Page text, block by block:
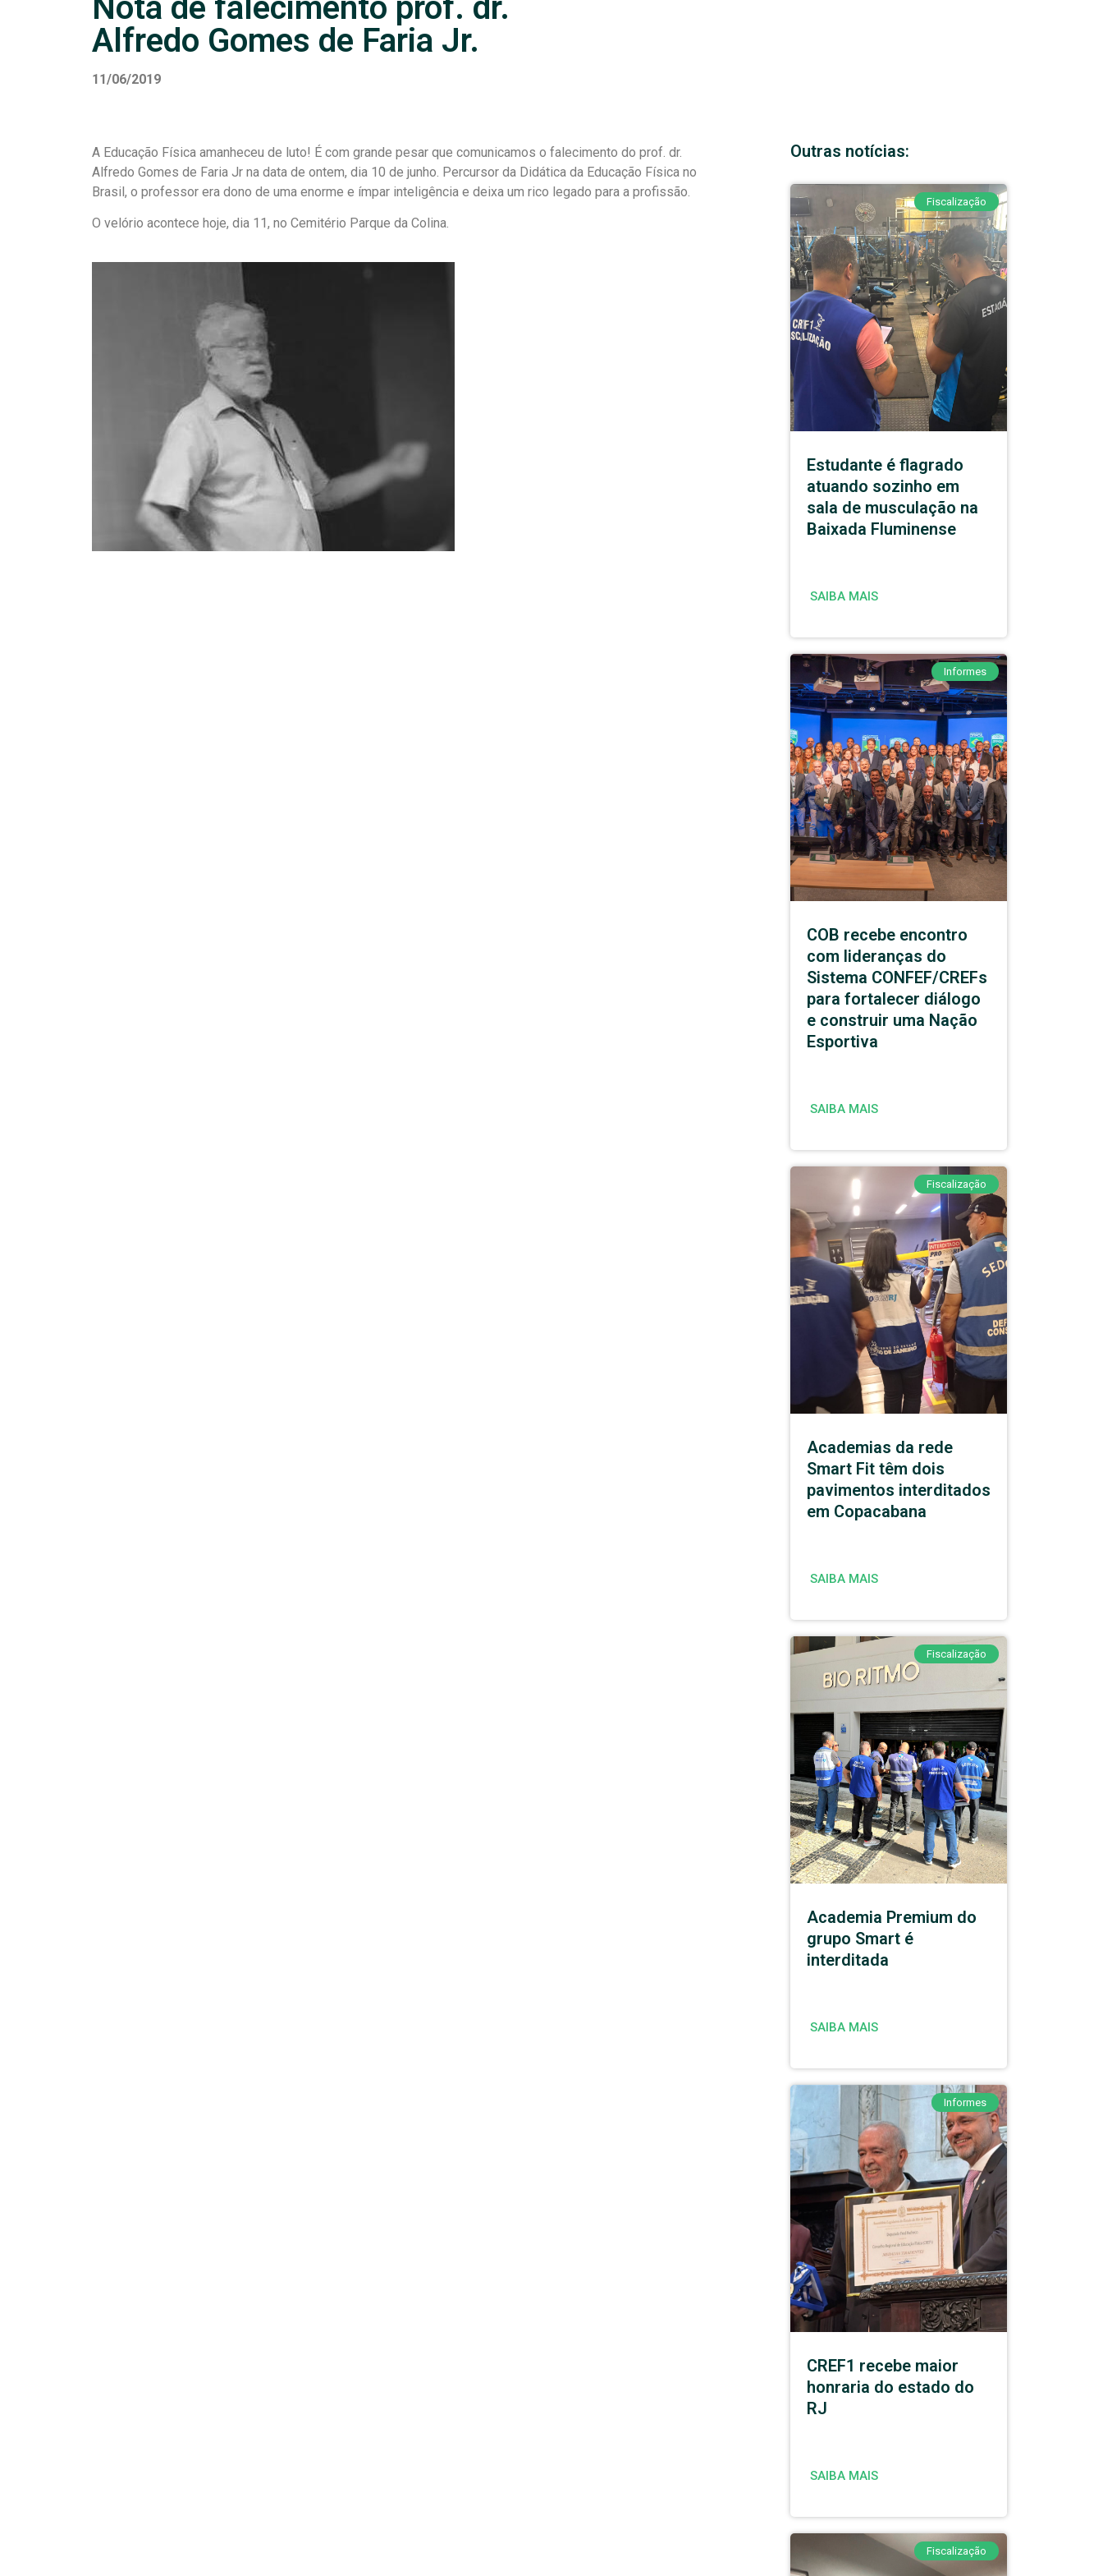
Nota de falecimento prof. dr.
Alfredo Gomes de Faria Jr.
11/06/2019
A Educação Física amanheceu de luto! É com grande pesar que comunicamos o falecimento do prof. dr.
Alfredo Gomes de Faria Jr na data de ontem, dia 10 de junho. Percursor da Didática da Educação Física no
Brasil, o professor era dono de uma enorme e ímpar inteligência e deixa um rico legado para a profissão.
O velório acontece hoje, dia 11, no Cemitério Parque da Colina.
Outras notícias:
Fiscalização
Estudante é flagrado
atuando sozinho em
sala de musculação na
Baixada Fluminense
SAIBA MAIS
Informes
COB recebe encontro
com lideranças do
Sistema CONFEF/CREFs
para fortalecer diálogo
e construir uma Nação
Esportiva
SAIBA MAIS
Fiscalização
Academias da rede
Smart Fit têm dois
pavimentos interditados
em Copacabana
SAIBA MAIS
Fiscalização
Academia Premium do
grupo Smart é
interditada
SAIBA MAIS
Informes
CREF1 recebe maior
honraria do estado do
RJ
SAIBA MAIS
Fiscalização